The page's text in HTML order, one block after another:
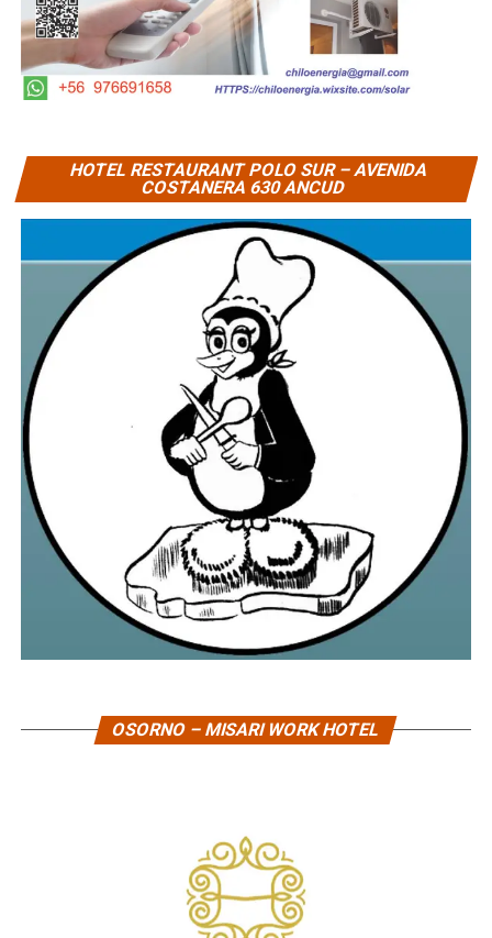
HOTEL RESTAURANT POLO SUR – AVENIDA
COSTANERA 630 ANCUD
OSORNO – MISARI WORK HOTEL